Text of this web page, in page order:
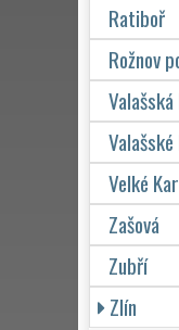
Ratiboř
Rožnov
Velké
Zašová
Zubří
Zlín